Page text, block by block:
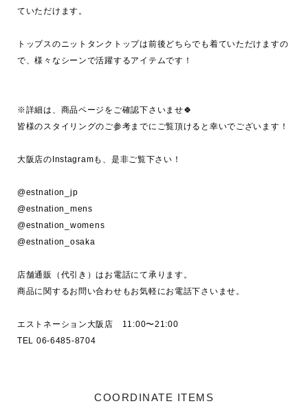
ていただけます。
トップスのニットタンクトップは前後どちらでも着ていただけますの
で、様々なシーンで活躍するアイテムです！
※詳細は、商品ページをご確認下さいませ🍀
皆様のスタイリングのご参考までにご覧頂けると幸いでございます！
大阪店のInstagramも、是非ご覧下さい！
@estnation_jp
@estnation_mens
@estnation_womens
@estnation_osaka
店舗通販（代引き）はお電話にて承ります。
商品に関するお問い合わせもお気軽にお電話下さいませ。
エストネーション大阪店　11:00〜21:00
COORDINATE ITEMS